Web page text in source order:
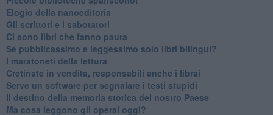
​Elogio della nanoeditoria
Gli scrittori e i sabotatori
Ci sono libri che fanno paura
Se pubblicassimo e leggessimo solo libri bilingui?
I maratoneti della lettura
Cretinate in vendita, responsabili anche i librai
Serve un software per segnalare i testi stupidi
​Il destino della memoria storica del nostro Paese
Ma cosa leggono gli operai oggi?